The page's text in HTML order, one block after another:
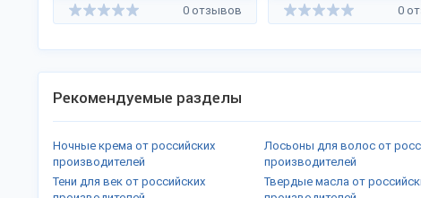
0 отзывов 0
Рекомендуемые разделы
Ночные крема от российских
производителей
Лосьоны для волос от
производителей
Тени для век от российских
Твердые масла от